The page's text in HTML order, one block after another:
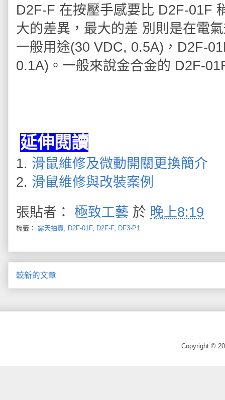
D2F-F 在按壓手感要比 D2F-01F
大的差異，最大的差 別則是在電
一般用途(30 VDC, 0.5A)，D2F-
0.1A)。一般來說金合金的 D2F-
延伸閱讀
1. 滑鼠維修及微動開關更換簡介
2. 滑鼠維修與改裝案例
張貼者： 極致工藝 於 晚上8:19
標籤： 露天拍賣 D2F-01F, D2F-F, DF3-P1
較新的文章
Copyright ©